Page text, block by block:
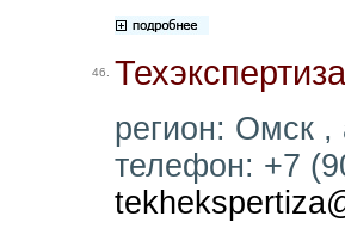
46. Техэкспертиза
регион: Омск
телефон: +7